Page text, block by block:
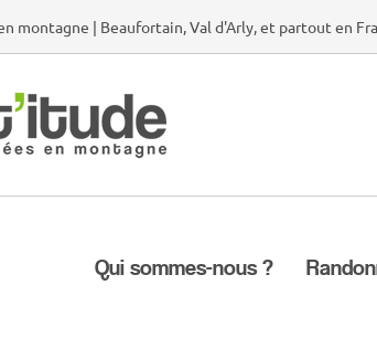
montagne | Beaufortain, Val d'Arly, et partout en
Qui sommes-nous ?